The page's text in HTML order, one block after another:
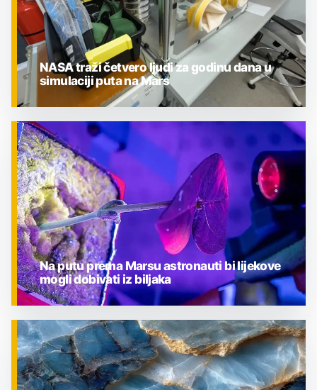
ZNANOST
NASA traži četvero ljudi za godinu dana u
simulaciji puta na Mars
ZNANOST
Na putu prema Marsu astronauti bi lijekove
mogli dobivati iz biljaka